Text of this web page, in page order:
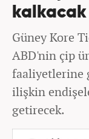
kalkacak
Güney Kore
ABD'nin çip
faaliyetlerine
ilişkin
getirecek.